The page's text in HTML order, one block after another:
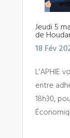
Jeudi 5
de
18 Fév
L’APHIE
entre
18h30,